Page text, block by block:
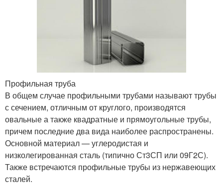
Профильная труба
В общем случае профильными трубами называют трубы
с сечением, отличным от круглого, производятся
овальные а также квадратные и прямоугольные трубы,
причем последние два вида наиболее распространены.
Основной материал — углеродистая и
низколегированная сталь (типично Ст3СП или 09Г2С).
Также встречаются профильные трубы из нержавеющих
сталей.